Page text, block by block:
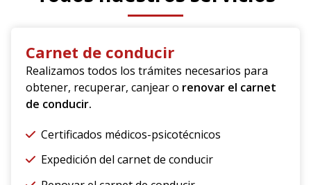
Carnet de conducir
Realizamos todos los trámites necesarios para
obtener, recuperar, canjear o renovar el carnet
de conducir.
Certificados médicos-psicotécnicos
Expedición del carnet de conducir